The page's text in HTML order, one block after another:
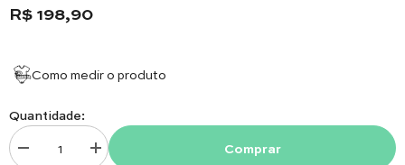
R$ 198,90
Como medir o produto
Quantidade:
Diminuir quantidade para Manta Riscada - Preto
Aumentar quantidade para Manta Riscada - Preto
Comprar